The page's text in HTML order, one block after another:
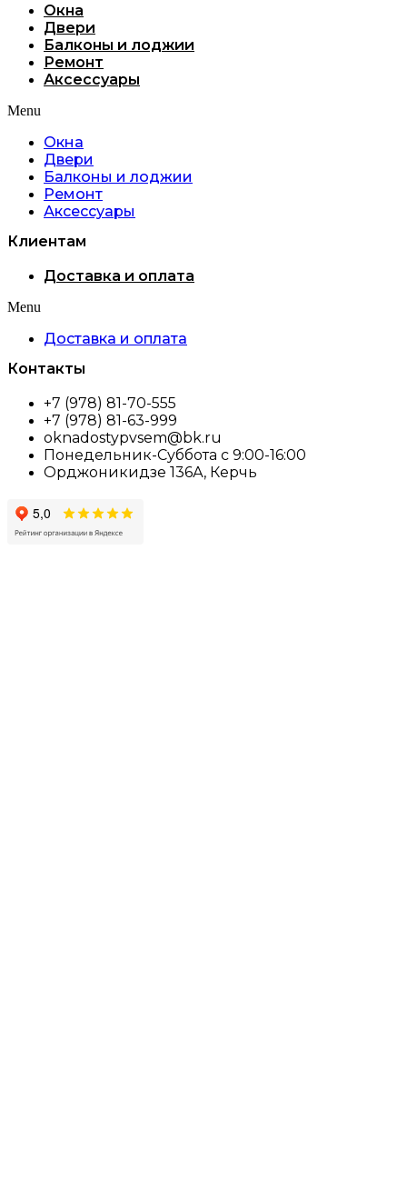
Окна
Двери
Балконы и лоджии
Ремонт
Аксессуары
Menu
Окна
Двери
Балконы и лоджии
Ремонт
Аксессуары
Клиентам
Доставка и оплата
Menu
Доставка и оплата
Контакты
+7 (978) 81-70-555
+7 (978) 81-63-999
oknadostypvsem@bk.ru
Понедельник-Суббота с 9:00-16:00
Орджоникидзе 136А, Керчь